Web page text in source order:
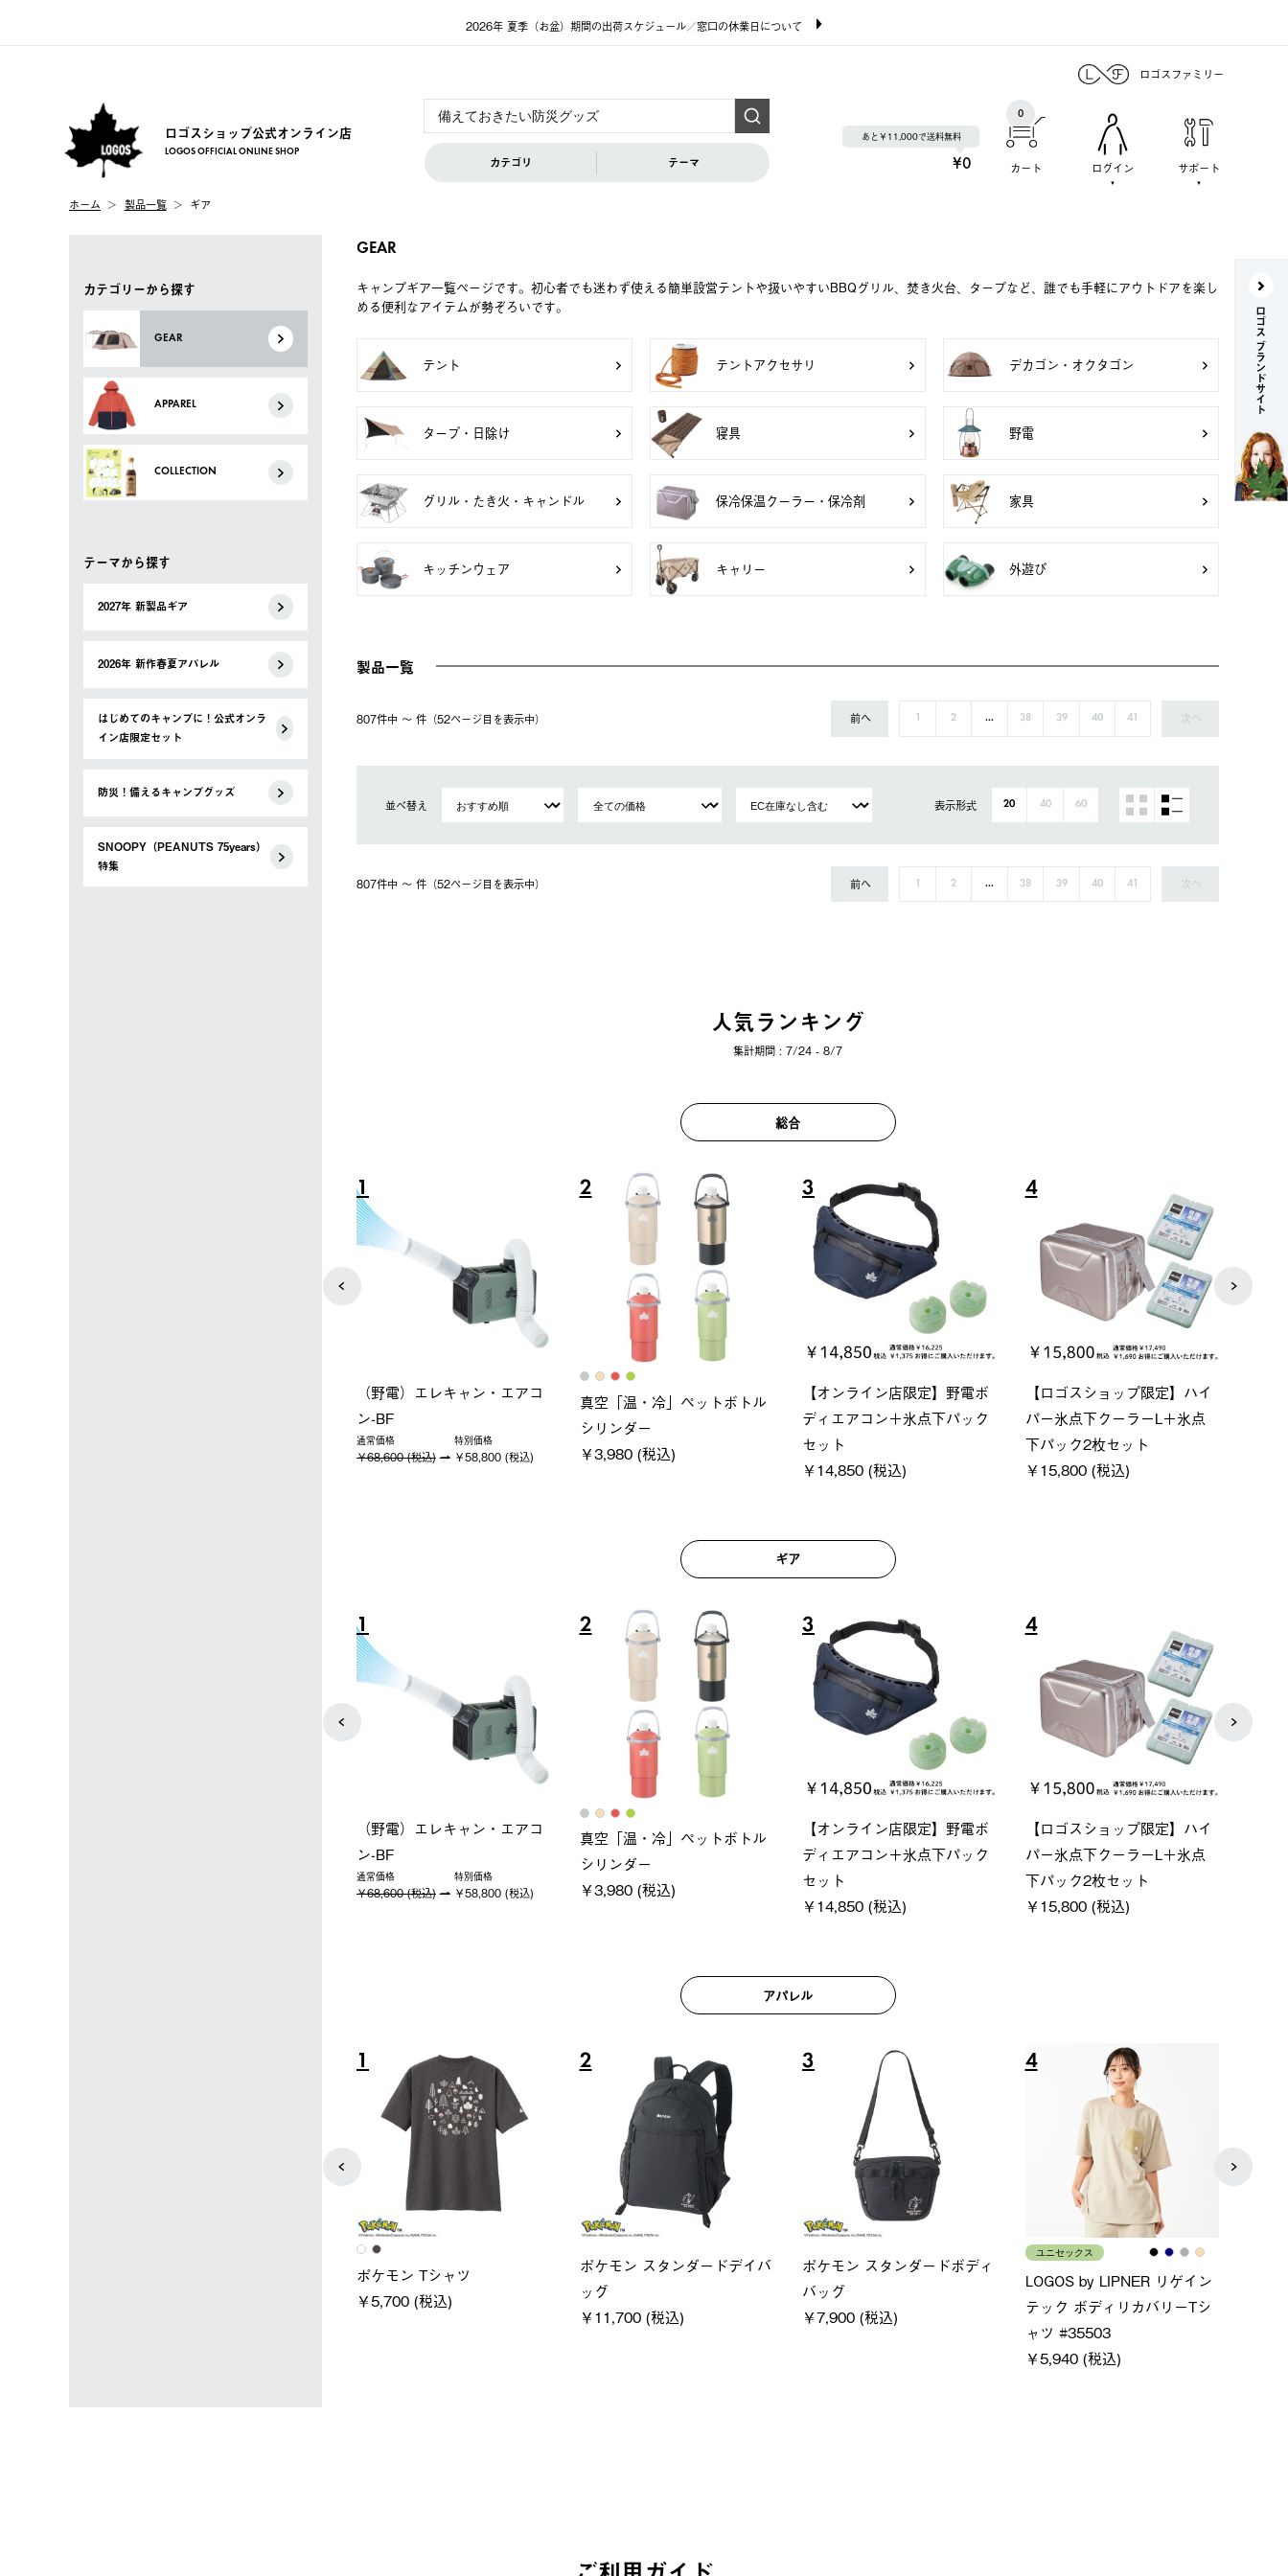
2026年 夏季（お盆）期間の出荷スケジュール／窓口の休業日について
ロゴスファミリー
ロゴスショップ公式オンライン店
LOGOS OFFICIAL ONLINE SHOP
カテゴリ テーマ
あと￥11,000で送料無料
¥0 カート
0
ログイン サポート
ホーム 製品一覧 ギア
カテゴリーから探す
GEAR
APPAREL
COLLECTION
テーマから探す
2027年 新製品ギア
2026年 新作春夏アパレル
はじめてのキャンプに！公式オンラ
イン店限定セット
防災！備えるキャンプグッズ
SNOOPY（PEANUTS 75years）
特集
GEAR
キャンプギア一覧ページです。初心者でも迷わず使える簡単設営テントや扱いやすいBBQグリル、焚き火台、タープなど、誰でも手軽にアウトドアを楽し
める便利なアイテムが勢ぞろいです。
テント テントアクセサリ デカゴン・オクタゴン
タープ・日除け 寝具 野電
グリル・たき火・キャンドル 保冷保温クーラー・保冷剤 家具
キッチンウェア キャリー 外遊び
製品一覧
807件中 〜 件（52ページ⽬を表⽰中） 前へ 1 2 ... 38 39 40 41 次へ
並べ替え 表示形式 20 40 60
807件中 〜 件（52ページ⽬を表⽰中） 前へ 2 ... 38 39 40 41 次へ
人気ランキング
集計期間 : 7/24 - 8/7
総合
5
ソーラーブロック 風抜きQセ
ットタープ 250-BG
￥21,800 (税込)
6
ソーラーブロック 風抜きQセ
ットタープ 200-BG
￥18,800 (税込)
7
グランベーシック スペースベ
ース・オクタゴン-BJ
￥209,000 (税込)
8
Q-TOP ソーラーサンドブロッ
クサンシェード-BF
￥16,800 (税込)
ギア
5
ソーラーブロック 風抜きQセ
ットタープ 250-BG
￥21,800 (税込)
6
ソーラーブロック 風抜きQセ
ットタープ 200-BG
￥18,800 (税込)
7
グランベーシック スペースベ
ース・オクタゴン-BJ
￥209,000 (税込)
8
Q-TOP ソーラーサンドブロッ
クサンシェード-BF
￥16,800 (税込)
アパレル
5
レディース
ノーメイクフーディ
￥5,940 (税込)
6
LOGOS by LIPNER リゲイン
テック ボディリカバリーショ
ーツ #35504
7
ＵＶサムホールジップフーデ
通常価格 特別価格
8
メンズ
クールタッチリラックスパン
ツ
￥5,500 (税込)
ロゴス ブランドサイト